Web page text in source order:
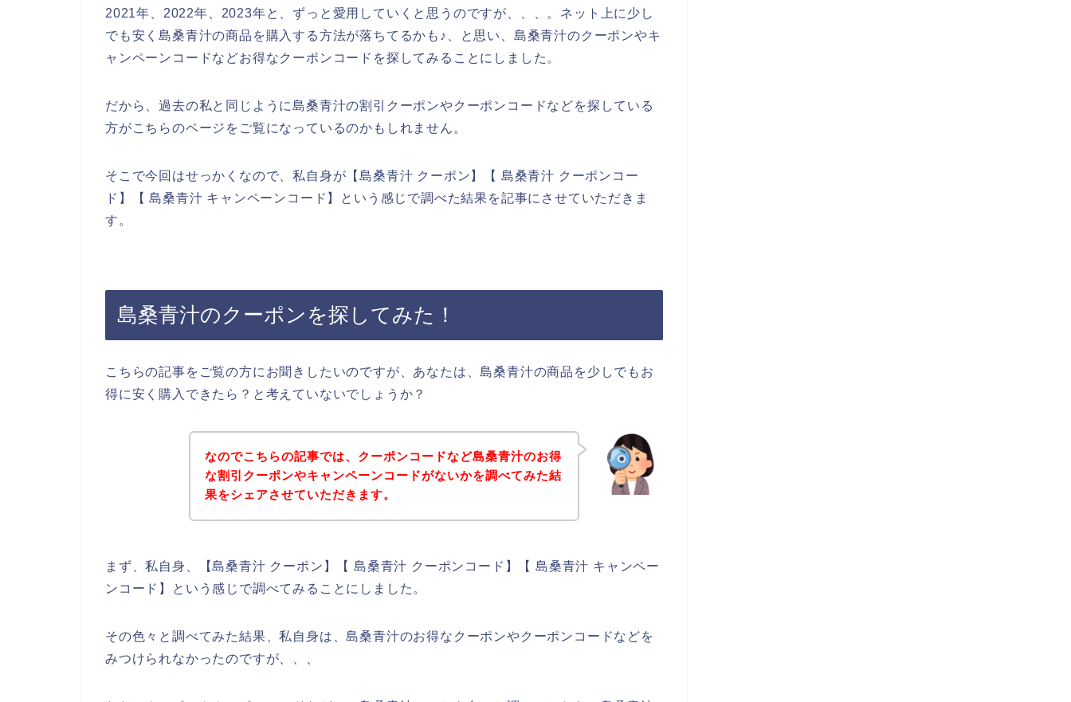
2021年、2022年、2023年と、ずっと愛用していくと思うのですが、、、。ネット上に少し
でも安く島桑青汁の商品を購入する方法が落ちてるかも♪、と思い、島桑青汁のクーポンやキ
ャンペーンコードなどお得なクーポンコードを探してみることにしました。
だから、過去の私と同じように島桑青汁の割引クーポンやクーポンコードなどを探している
方がこちらのページをご覧になっているのかもしれません。
そこで今回はせっかくなので、私自身が【島桑青汁 クーポン】【 島桑青汁 クーポンコー
ド】【 島桑青汁 キャンペーンコード】という感じで調べた結果を記事にさせていただきま
す。
島桑青汁のクーポンを探してみた！
こちらの記事をご覧の方にお聞きしたいのですが、あなたは、島桑青汁の商品を少しでもお
得に安く購入できたら？と考えていないでしょうか？
なのでこちらの記事では、クーポンコードなど島桑青汁のお得
な割引クーポンやキャンペーンコードがないかを調べてみた結
果をシェアさせていただきます。
まず、私自身、【島桑青汁 クーポン】【 島桑青汁 クーポンコード】【 島桑青汁 キャンペー
ンコード】という感じで調べてみることにしました。
その色々と調べてみた結果、私自身は、島桑青汁のお得なクーポンやクーポンコードなどを
みつけられなかったのですが、、、